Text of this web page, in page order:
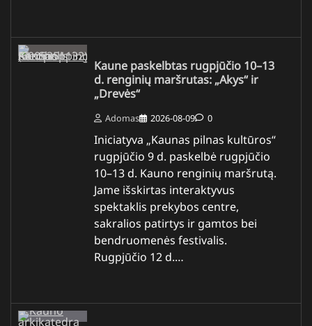
Kaune paskelbtas rugpjūčio 10–13
d. renginių maršrutas: „Akys“ ir
„Drevės“
Adomas 2026-08-09 0
Iniciatyva „Kaunas pilnas kultūros“
rugpjūčio 9 d. paskelbė rugpjūčio
10–13 d. Kauno renginių maršrutą.
Jame išskirtas interaktyvus
spektaklis prekybos centre,
sakralios patirtys ir gamtos bei
bendruomenės festivalis.
Rugpjūčio 12 d.…